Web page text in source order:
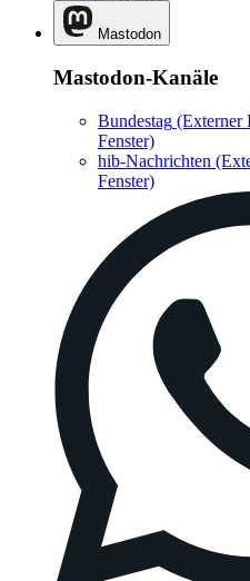
Mastodon
Mastodon-Kanäle
Bundestag (Externer
Fenster)
hib-Nachrichten
Fenster)